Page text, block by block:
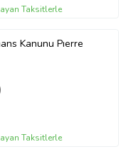
Taksitlerle
Kanunu Pıerre
Taksitlerle